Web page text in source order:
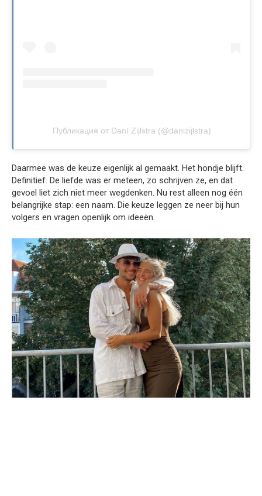
Публикация от Daní Zijlstra (@danizijlstra)
Daarmee was de keuze eigenlijk al gemaakt. Het hondje blijft.
Definitief. De liefde was er meteen, zo schrijven ze, en dat
gevoel liet zich niet meer wegdenken. Nu rest alleen nog één
belangrijke stap: een naam. Die keuze leggen ze neer bij hun
volgers en vragen openlijk om ideeën.